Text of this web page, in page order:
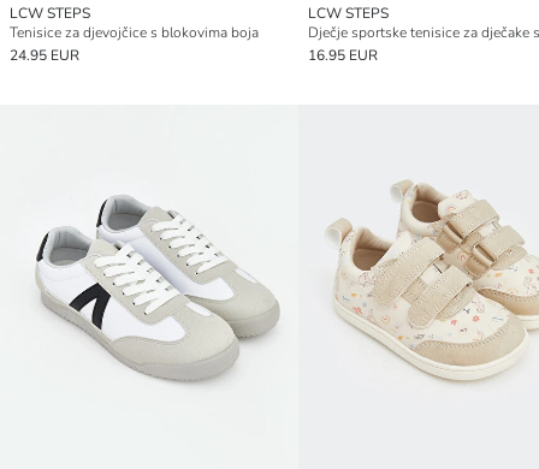
LCW STEPS
Tenisice za djevojčice s blokovima boja
24.95 EUR
LCW STEPS
16.95 EUR